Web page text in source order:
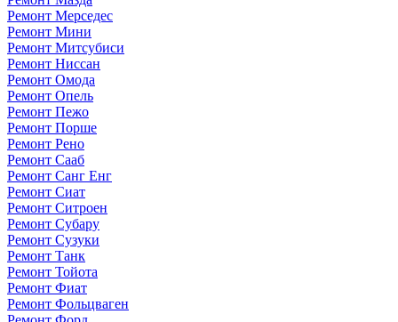
Ремонт Мерседес
Ремонт Мини
Ремонт Митсубиси
Ремонт Ниссан
Ремонт Омода
Ремонт Опель
Ремонт Пежо
Ремонт Порше
Ремонт Рено
Ремонт Сааб
Ремонт Санг Енг
Ремонт Сиат
Ремонт Ситроен
Ремонт Субару
Ремонт Сузуки
Ремонт Танк
Ремонт Тойота
Ремонт Фиат
Ремонт Фольцваген